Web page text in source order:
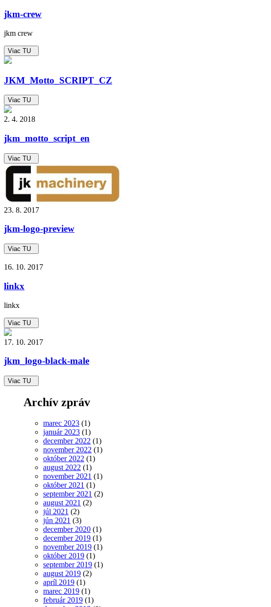
jkm-crew
jkm crew
Viac TU
JKM_Motto_SCRIPT_CZ
Viac TU
2. 4. 2018
jkm_motto_script_en
Viac TU
23. 8. 2017
jkm-logo-preview
Viac TU
16. 10. 2017
linkx
linkx
Viac TU
17. 10. 2017
jkm_logo-black-male
Viac TU
Archív zpráv
marec 2023 (1)
január 2023 (1)
december 2022 (1)
november 2022 (1)
október 2022 (1)
august 2022 (1)
november 2021 (1)
október 2021 (1)
september 2021 (2)
august 2021 (2)
júl 2021 (2)
jún 2021 (3)
december 2020 (1)
december 2019 (1)
november 2019 (1)
október 2019 (1)
september 2019 (1)
august 2019 (2)
apríl 2019 (1)
marec 2019 (1)
február 2019 (1)